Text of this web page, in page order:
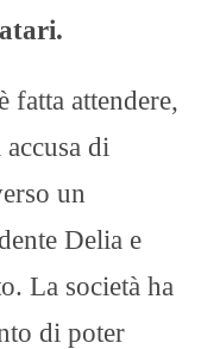
attendere,
di
un
Delia e
La società ha
di poter